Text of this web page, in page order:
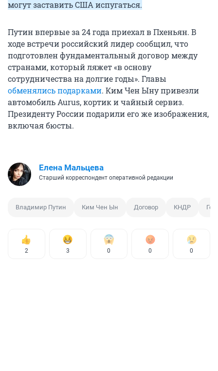
могут заставить США испугаться.
Путин впервые за 24 года приехал в Пхеньян. В
ходе встречи российский лидер сообщил, что
подготовлен фундаментальный договор между
странами, который ляжет «в основу
сотрудничества на долгие годы». Главы
обменялись подарками. Ким Чен Ыну привезли
автомобиль Aurus, кортик и чайный сервиз.
Президенту России подарили его же изображения,
включая бюсты.
Елена Мальцева
Старший корреспондент оперативной редакции
Владимир Путин Ким Чен Ын Договор КНДР
2 3 0 0 0